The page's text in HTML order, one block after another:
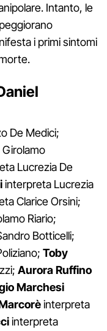
Intanto, le
i primi sintomi
De Medici;
Lucrezia De
interpreta Lucrezia
Clarice Orsini;
Riario;
Botticelli;
Toby
Aurora Ruffino
Marchesi
interpreta
interpreta